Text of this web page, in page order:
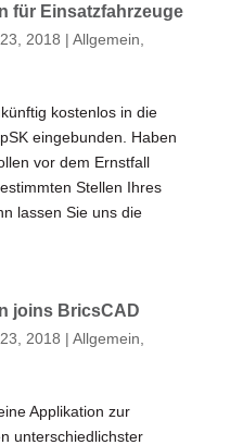
für Einsatzfahrzeuge
2018 | Allgemein
kostenlos in die
eingebunden. Haben
vor dem Ernstfall
Stellen Ihres
lassen Sie uns die
joins BricsCAD
2018 | Allgemein
Applikation zur
unterschiedlichster